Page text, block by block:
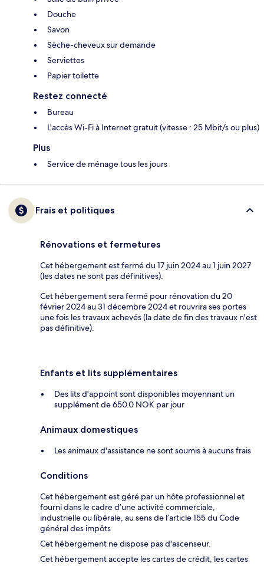
Douche
Savon
Sèche-cheveux sur demande
Serviettes
Papier toilette
Restez connecté
Bureau
L'accès Wi-Fi à Internet gratuit (vitesse : 25 Mbit/s ou plus)
Plus
Service de ménage tous les jours
Frais et politiques
Rénovations et fermetures
Cet hébergement est fermé du 17 juin 2024 au 1 juin 2027
(les dates ne sont pas définitives).
Cet hébergement sera fermé pour rénovation du 20
février 2024 au 31 décembre 2024 et rouvrira ses portes
une fois les travaux achevés (la date de fin des travaux n'est
pas définitive).
Enfants et lits supplémentaires
Des lits d'appoint sont disponibles moyennant un
supplément de 650.0 NOK par jour
Animaux domestiques
Les animaux d'assistance ne sont soumis à aucuns frais
Conditions
Cet hébergement est géré par un hôte professionnel et
fourni dans le cadre d’une activité commerciale,
industrielle ou libérale, au sens de l’article 155 du Code
général des impôts
Cet hébergement ne dispose pas d'ascenseur.
Cet hébergement accepte les cartes de crédit, les cartes